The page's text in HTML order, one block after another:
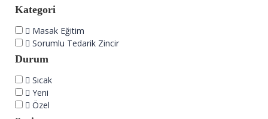
Kategori
Masak Eğitim
Sorumlu Tedarik Zincir
Durum
Sıcak
Yeni
Özel